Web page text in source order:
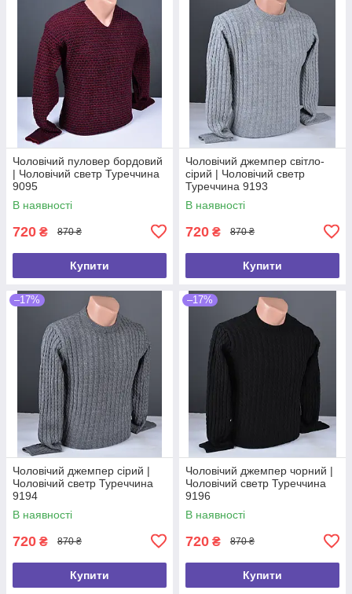
Чоловічий пуловер бордовий
| Чоловічий светр Туреччина
9095
В наявності
720 ₴ 870 ₴
Купити
Чоловічий джемпер світло-
сірий | Чоловічий светр
Туреччина 9193
В наявності
720 ₴ 870 ₴
Купити
–17%
Чоловічий джемпер сірий |
Чоловічий светр Туреччина
9194
В наявності
720 ₴ 870 ₴
Купити
–17%
Чоловічий джемпер чорний |
Чоловічий светр Туреччина
9196
В наявності
720 ₴ 870 ₴
Купити